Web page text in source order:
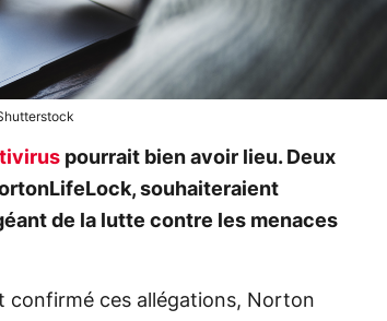
pourrait bien avoir lieu. Deux
souhaiteraient
de la lutte contre les menaces
confirmé ces allégations, Norton